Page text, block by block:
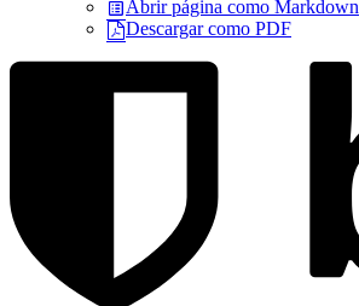
Abrir página como Markdown
Descargar como PDF